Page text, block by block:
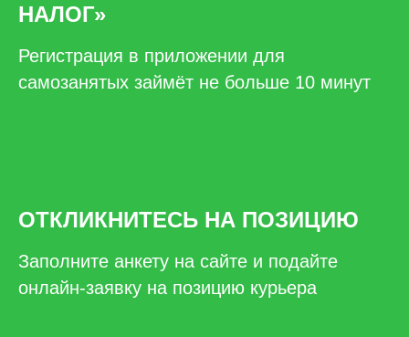
НАЛОГ»
Регистрация в приложении для
самозанятых займёт не больше 10 минут
ОТКЛИКНИТЕСЬ НА ПОЗИЦИЮ
Заполните анкету на сайте и подайте
онлайн-заявку на позицию курьера